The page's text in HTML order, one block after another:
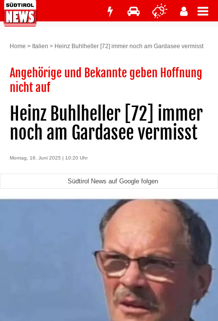
Home > Italien > Heinz Buhlheller [72] immer noch am Gardasee vermisst
Angehörige und Bekannte geben Hoffnung
nicht auf
Heinz Buhlheller [72] immer
noch am Gardasee vermisst
Montag, 16. Juni 2025 | 10:20 Uhr
Südtirol News auf Google folgen